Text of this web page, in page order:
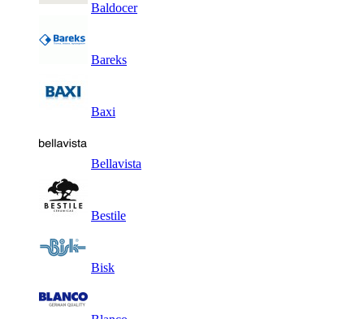
Baldocer
Bareks
Baxi
Bellavista
Bestile
Bisk